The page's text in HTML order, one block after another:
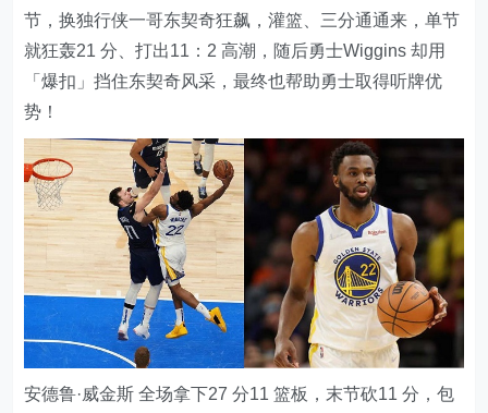
节，换独行侠一哥东契奇狂飙，灌篮、三分通通来，单节
就狂轰21 分、打出11：2 高潮，随后勇士Wiggins 却用
「爆扣」挡住东契奇风采，最终也帮助勇士取得听牌优
势！
安德鲁·威金斯 全场拿下27 分11 篮板，末节砍11 分，包